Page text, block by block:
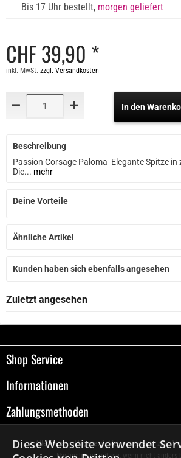
Bis 17 Uhr bestellt, morgen geliefert
CHF 39,90 *
inkl. MwSt. zzgl. Versandkosten
In den
Beschreibung
Passion Corsage Paloma Elegante Spitze in
Die... mehr
Deine Vorteile
Ähnliche Artikel
Kunden haben sich ebenfalls angesehen
Zuletzt angesehen
Shop Service
Informationen
Zahlungsmethoden
* Alle Preise inkl. gesetzl. Mehrwertsteuer zzgl.
Nachnahmegebühren, wenn nicht anders
Diese Webseite verwendet